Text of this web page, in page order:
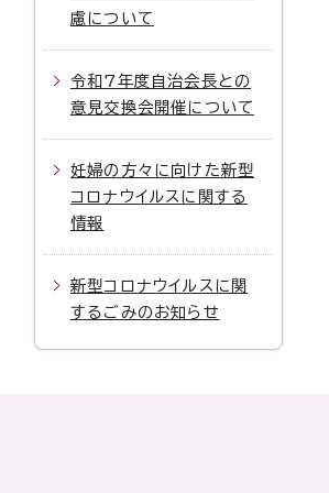
慮について
令和7年度自治会長との
意見交換会開催について
妊婦の方々に向けた新型
コロナウイルスに関する
情報
新型コロナウイルスに関
するごみのお知らせ